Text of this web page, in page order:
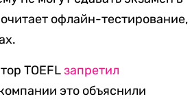
офлайн-тестирование,
TOEFLзапретил
это объяснили